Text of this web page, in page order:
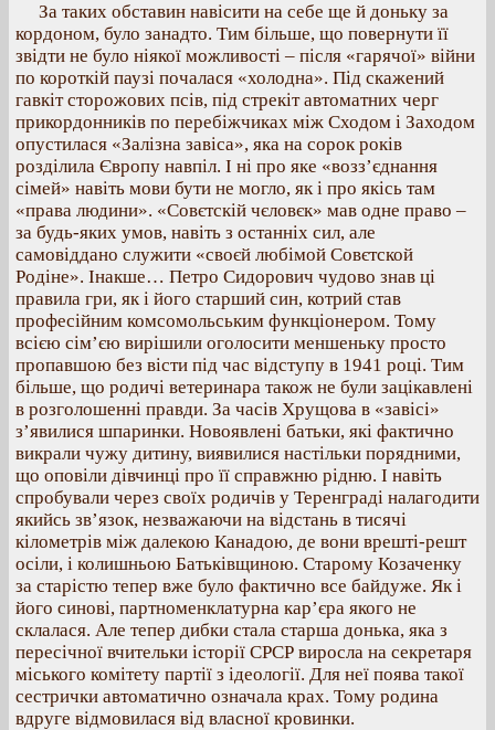
За таких обставин навісити на себе ще й доньку за
кордоном, було занадто. Тим більше, що повернути її
звідти не було ніякої можливості – після «гарячої» війни
по короткій паузі почалася «холодна». Під скажений
гавкіт сторожових псів, під стрекіт автоматних черг
прикордонників по перебіжчиках між Сходом і Заходом
опустилася «Залізна завіса», яка на сорок років
розділила Європу навпіл. І ні про яке «возз’єднання
сімей» навіть мови бути не могло, як і про якісь там
«права людини». «Совєтскій чєловєк» мав одне право –
за будь-яких умов, навіть з останніх сил, але
самовіддано служити «своєй любімой Совєтской
Родіне». Інакше… Петро Сидорович чудово знав ці
правила гри, як і його старший син, котрий став
професійним комсомольським функціонером. Тому
всією сім’єю вирішили оголосити меншеньку просто
пропавшою без вісти під час відступу в 1941 році. Тим
більше, що родичі ветеринара також не були зацікавлені
в розголошенні правди. За часів Хрущова в «завісі»
з’явилися шпаринки. Новоявлені батьки, які фактично
викрали чужу дитину, виявилися настільки порядними,
що оповіли дівчинці про її справжню рідню. І навіть
спробували через своїх родичів у Теренграді налагодити
якийсь зв’язок, незважаючи на відстань в тисячі
кілометрів між далекою Канадою, де вони врешті-решт
осіли, і колишньою Батьківщиною. Старому Козаченку
за старістю тепер вже було фактично все байдуже. Як і
його синові, партноменклатурна кар’єра якого не
склалася. Але тепер дибки стала старша донька, яка з
пересічної вчительки історії СРСР виросла на секретаря
міського комітету партії з ідеології. Для неї поява такої
сестрички автоматично означала крах. Тому родина
вдруге відмовилася від власної кровинки.